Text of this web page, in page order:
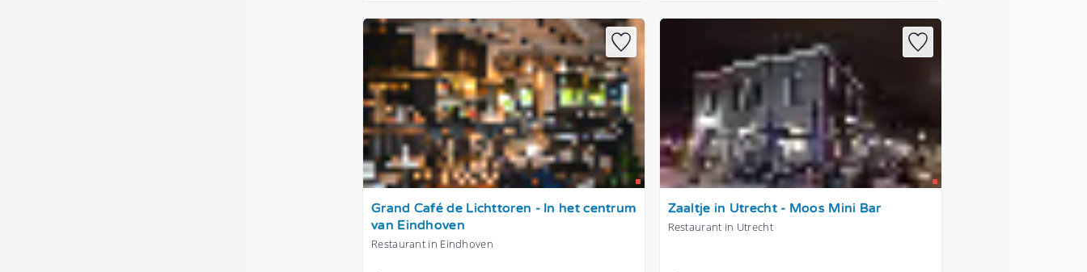
Tonen
Grand Café de Lichttoren - In het centrum
van Eindhoven
Restaurant in Eindhoven
Tonen
Zaaltje in Utrecht - Moos Mini Bar
Restaurant in Utrecht